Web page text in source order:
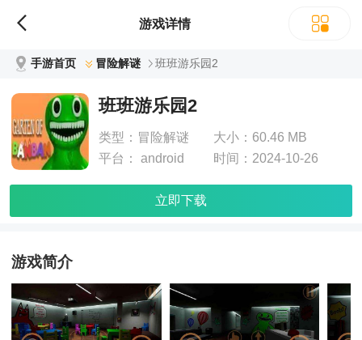
游戏详情
手游首页 冒险解谜 班班游乐园2
班班游乐园2
类型： 冒险解谜 大小： 60.46 MB
平台：
android 时间： 2024-10-26
立即下载
游戏简介